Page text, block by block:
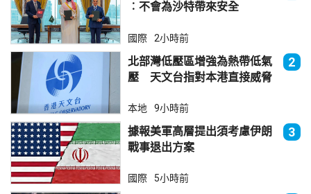
︰不會為沙特帶來安全
國際 2小時前
北部灣低壓區增強為熱帶低氣
壓 天文台指對本港直接威脅
2
本地 9小時前
據報美軍高層提出須考慮伊朗
戰事退出方案
3
國際 5小時前